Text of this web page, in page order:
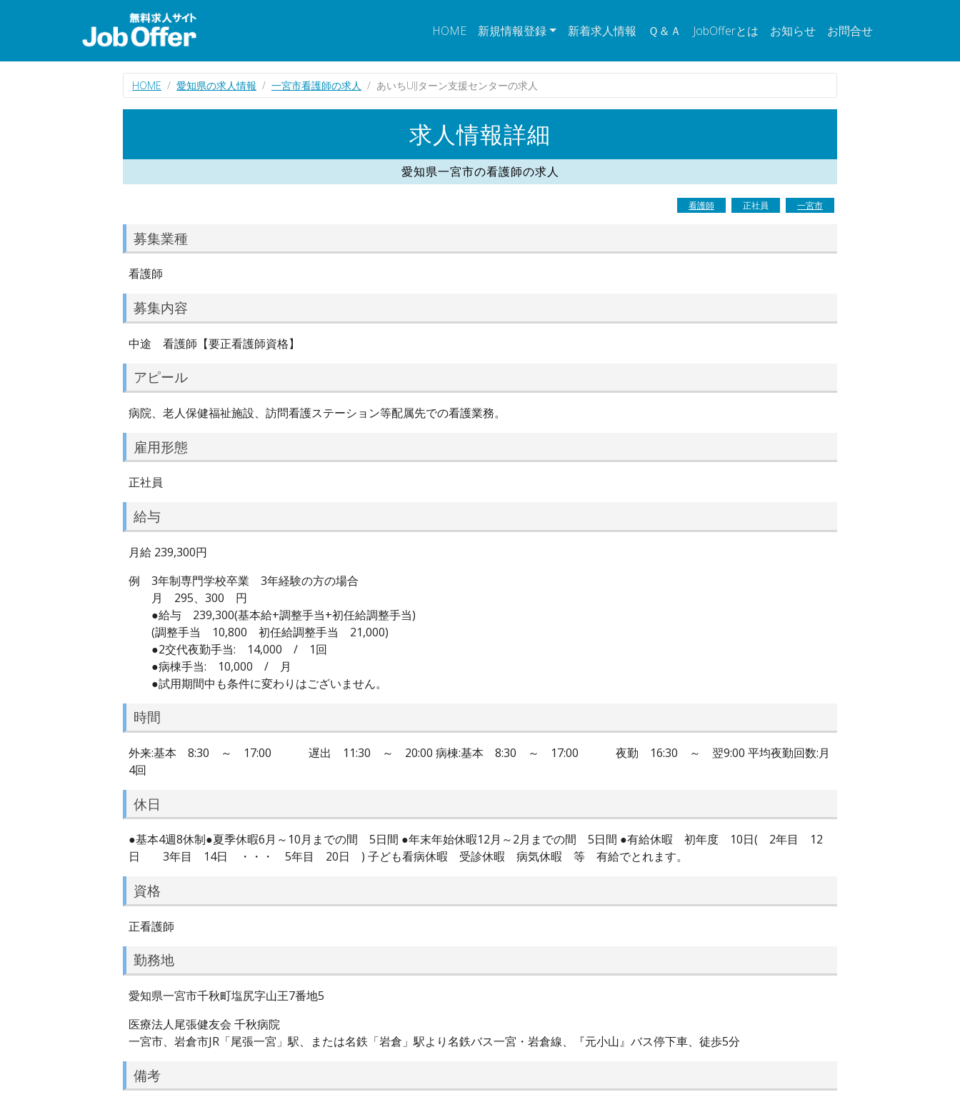
HOME 新規情報登録 新着求人情報 Ｑ＆Ａ JobOfferとは お知らせ お問合せ
HOME 愛知県の求人情報 一宮市看護師の求人 あいちUIJターン支援センターの求人
求人情報詳細
愛知県一宮市の看護師の求人
看護師 正社員 一宮市
募集業種
看護師
募集内容
中途 看護師【要正看護師資格】
アピール
病院、老人保健福祉施設、訪問看護ステーション等配属先での看護業務。
雇用形態
正社員
給与
月給 239,300円
例 3年制専門学校卒業 3年経験の方の場合
月 295、300 円
●給与 239,300(基本給+調整手当+初任給調整手当)
(調整手当 10,800 初任給調整手当 21,000)
●2交代夜勤手当: 14,000 / 1回
●病棟手当: 10,000 / 月
●試用期間中も条件に変わりはございません。
時間
外来:基本 8:30 ～ 17:00 遅出 11:30 ～ 20:00 病棟:基本 8:30 ～ 17:00 夜勤 16:30 ～ 翌9:00 平均夜勤回数:月
4回
休日
●基本4週8休制●夏季休暇6月～10月までの間 5日間 ●年末年始休暇12月～2月までの間 5日間 ●有給休暇 初年度 10日( 2年目 12
日 3年目 14日 ・・・ 5年目 20日 ) 子ども看病休暇 受診休暇 病気休暇 等 有給でとれます。
資格
正看護師
勤務地
愛知県一宮市千秋町塩尻字山王7番地5
医療法人尾張健友会 千秋病院
一宮市、岩倉市JR「尾張一宮」駅、または名鉄「岩倉」駅より名鉄バス一宮・岩倉線、『元小山』バス停下車、徒歩5分
備考